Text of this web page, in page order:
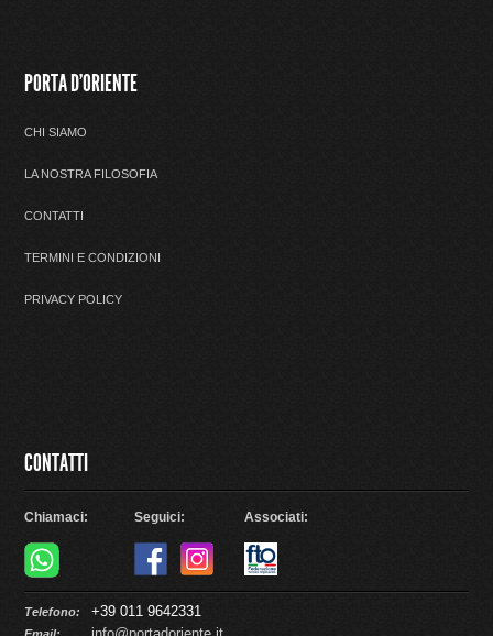
PORTA D'ORIENTE
CHI SIAMO
LA NOSTRA FILOSOFIA
CONTATTI
TERMINI E CONDIZIONI
PRIVACY POLICY
CONTATTI
Chiamaci: Seguici: Associati:
Telefono: +39 011 9642331